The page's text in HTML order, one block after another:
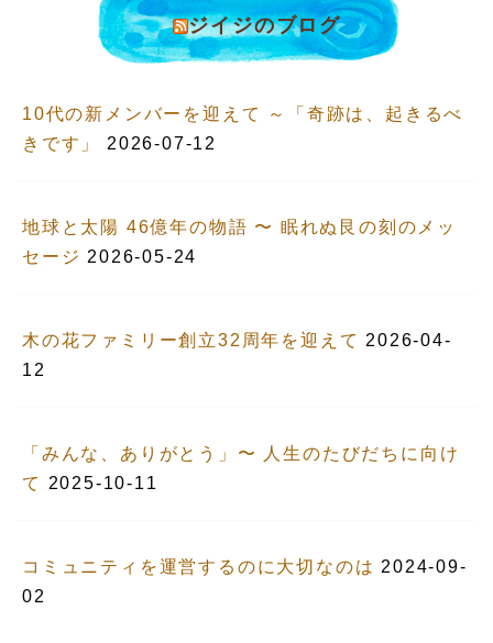
ジイジのブログ
10代の新メンバーを迎えて ～「奇跡は、起きるべ
きです」
2026-07-12
地球と太陽 46億年の物語 〜 眠れぬ艮の刻のメッ
セージ 2026-05-24
木の花ファミリー創立32周年を迎えて 2026-04-
12
「みんな、ありがとう」〜 人生のたびだちに向け
て
2025-10-11
コミュニティを運営するのに大切なのは 2024-09-
02